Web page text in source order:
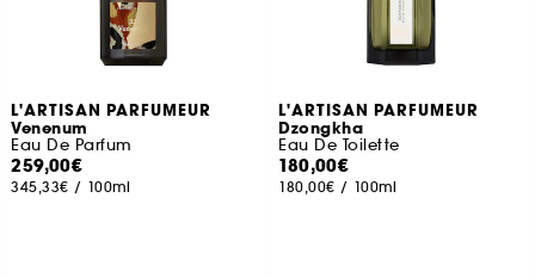
L'ARTISAN PARFUMEUR
Venenum
Eau De Parfum
259,00€
345,33€ / 100ml
L'ARTISAN PARFUMEUR
Dzongkha
Eau De Toilette
180,00€
180,00€ / 100ml